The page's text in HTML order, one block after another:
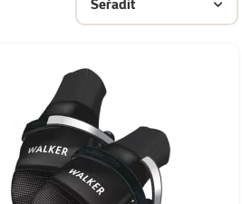
Seřadit